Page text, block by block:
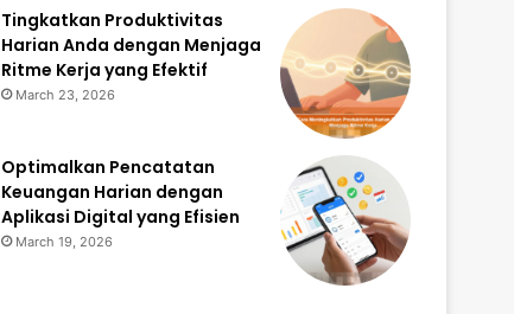
Tingkatkan Produktivitas
Harian Anda dengan Menjaga
Ritme Kerja yang Efektif
March 23, 2026
Optimalkan Pencatatan
Keuangan Harian dengan
Aplikasi Digital yang Efisien
March 19, 2026